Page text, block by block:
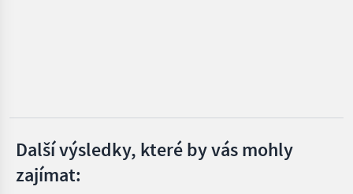
Clemens
Conpexim
Zobrazit
Další výsledky, které by vás mohly
zajímat: